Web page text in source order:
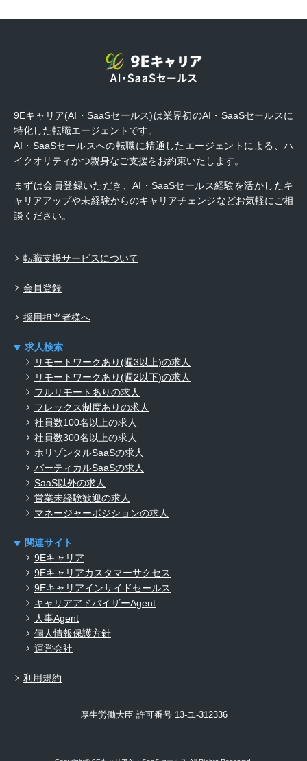
9Eキャリア(AI・SaaSセールス)は業界初のAI・SaaSセールスに
特化した転職エージェントです。
AI・SaaSセールスへの転職に精通したエージェントによる、ハ
イクオリティかつ親身なご支援をお約束いたします。
まずは会員登録いただき、AI・SaaSセールス経験を活かしたキ
ャリアアップや未経験からのキャリアチェンジなどお気軽にご相
談ください。
転職支援サービスについて
会員登録
採用担当者様へ
求人検索
リモートワークあり(週3以上)の求人
リモートワークあり(週2以下)の求人
フルリモートありの求人
フレックス制度ありの求人
社員数100名以上の求人
社員数300名以上の求人
ホリゾンタルSaaSの求人
バーティカルSaaSの求人
SaaS以外の求人
営業未経験歓迎の求人
マネージャーポジションの求人
関連サイト
9Eキャリア
9Eキャリアカスタマーサクセス
9Eキャリアインサイドセールス
キャリアアドバイザーAgent
人事Agent
個人情報保護方針
運営会社
利用規約
厚生労働大臣 許可番号 13-ユ-312336